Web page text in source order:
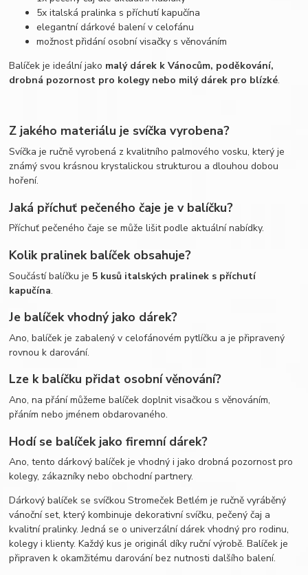
5x italská pralinka s příchutí kapučína
elegantní dárkové balení v celofánu
možnost přidání osobní visačky s věnováním
Balíček je ideální jako malý dárek k Vánocům, poděkování,
drobná pozornost pro kolegy nebo milý dárek pro blízké.
Z jakého materiálu je svíčka vyrobena?
Svíčka je ručně vyrobená z kvalitního palmového vosku, který je
známý svou krásnou krystalickou strukturou a dlouhou dobou
hoření.
Jaká příchuť pečeného čaje je v balíčku?
Příchuť pečeného čaje se může lišit podle aktuální nabídky.
Kolik pralinek balíček obsahuje?
Součástí balíčku je 5 kusů italských pralinek s příchutí
kapučína.
Je balíček vhodný jako dárek?
Ano, balíček je zabalený v celofánovém pytlíčku a je připravený
rovnou k darování.
Lze k balíčku přidat osobní věnování?
Ano, na přání můžeme balíček doplnit visačkou s věnováním,
přáním nebo jménem obdarovaného.
Hodí se balíček jako firemní dárek?
Ano, tento dárkový balíček je vhodný i jako drobná pozornost pro
kolegy, zákazníky nebo obchodní partnery.
Dárkový balíček se svíčkou Stromeček Betlém je ručně vyráběný
vánoční set, který kombinuje dekorativní svíčku, pečený čaj a
kvalitní pralinky. Jedná se o univerzální dárek vhodný pro rodinu,
kolegy i klienty. Každý kus je originál díky ruční výrobě. Balíček je
připraven k okamžitému darování bez nutnosti dalšího balení.